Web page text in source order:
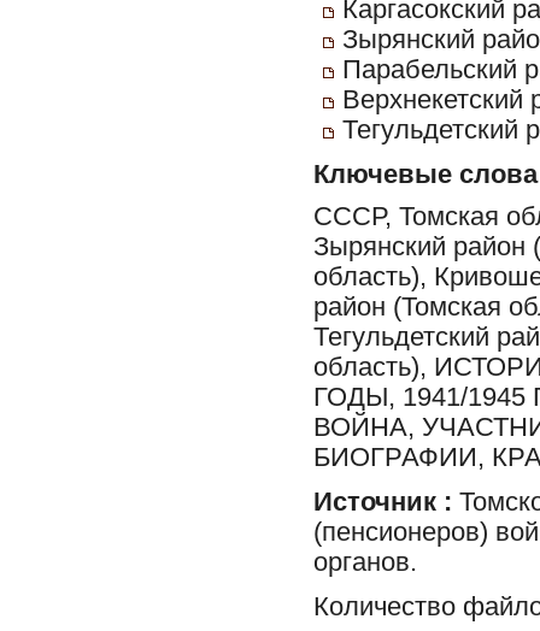
Каргасокский
Зырянский
Парабельский
Верхнекетский
Тегульдетский
Ключевые слова
СССР, Томская
Зырянский район
область),
район (Томская
Тегульдетский
область),
ГОДЫ, 1941/
ВОЙНА,
БИОГРАФИИ,
Источник :
(пенсионеров)
органов.
Количество